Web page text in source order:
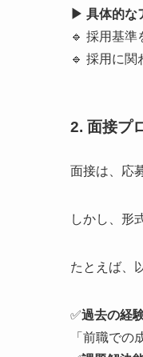
▶︎ 具体的な
🔹 採用基準
🔹 採用に関
2. 面接プ
面接は、応
しかし、形
たとえば、
✅過去の経
「前職での